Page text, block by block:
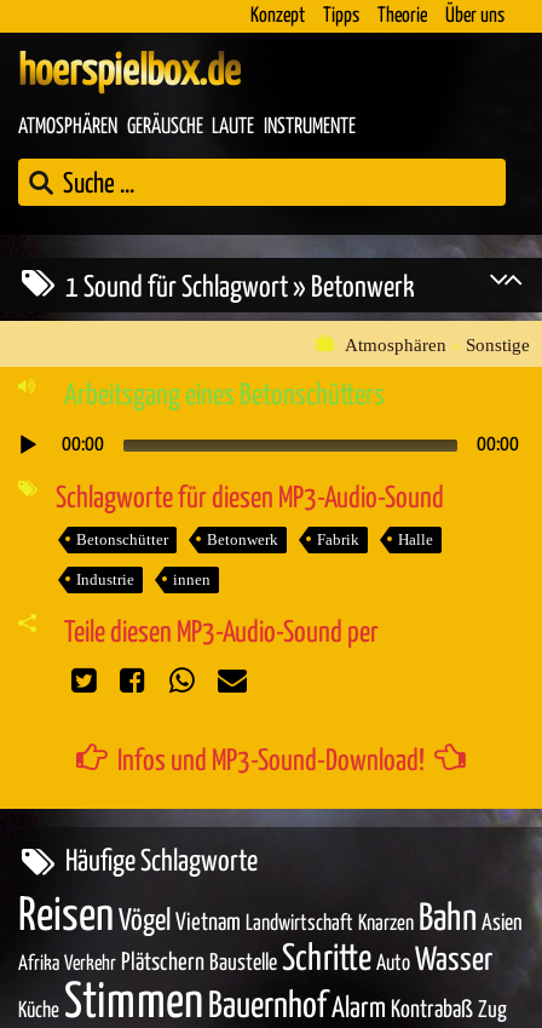
Konzept Tipps Theorie Über uns
hoerspielbox.de
ATMOSPHÄREN GERÄUSCHE LAUTE INSTRUMENTE
1 Sound für Schlagwort » Betonwerk
Atmosphären » Sonstige
Arbeitsgang eines Betonschütters
Audio-
00:00 00:00
Schlagworte für diesen MP3-Audio-Sound
Betonschütter Betonwerk Fabrik Halle
Industrie innen
Teile diesen MP3-Audio-Sound per
Infos und MP3-Sound-Download!
Häufige Schlagworte
Reisen Vögel Vietnam Landwirtschaft Knarzen Bahn Asien
Afrika Verkehr Plätschern Baustelle Schritte Auto Wasser
Küche Stimmen BauernhofAlarm Kontrabaß Zug